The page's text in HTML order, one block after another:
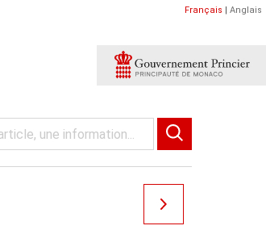
Français | Anglais